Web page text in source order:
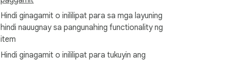
Hindi ginagamit o inililipat para sa mga layuning
hindi nauugnay sa pangunahing functionality ng
item
Hindi ginagamit o inililipat para tukuyin ang